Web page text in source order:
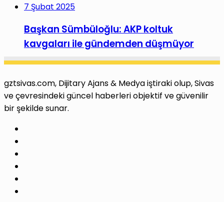
7 Şubat 2025
Başkan Sümbüloğlu: AKP koltuk
kavgaları ile gündemden düşmüyor
gztsivas.com, Dijitary Ajans & Medya iştiraki olup, Sivas
ve çevresindeki güncel haberleri objektif ve güvenilir
bir şekilde sunar.